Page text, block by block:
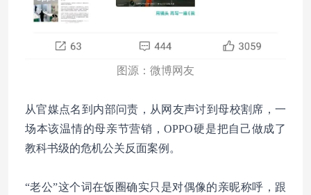
图源：微博网友
从官媒点名到内部问责，从网友声讨到母校割席，一
场本该温情的母亲节营销，OPPO硬是把自己做成了
教科书级的危机公关反面案例。
“老公”这个词在饭圈确实只是对偶像的亲昵称呼，跟